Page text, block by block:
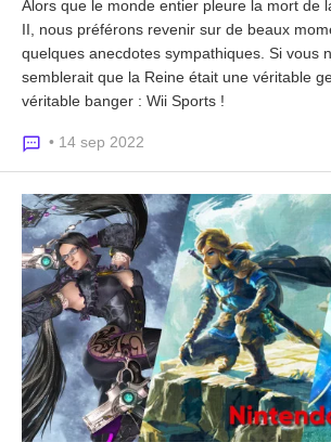
Alors que le monde entier pleure la mort de
II, nous préférons revenir sur de beaux
quelques anecdotes sympathiques. Si vous
semblerait que la Reine était une véritable
véritable banger : Wii Sports !
• 14 sep 2022